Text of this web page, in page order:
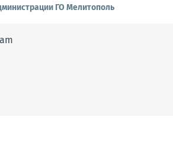
ГО Мелитополь